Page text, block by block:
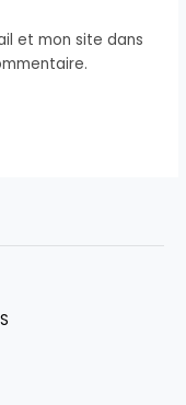
et mon site dans